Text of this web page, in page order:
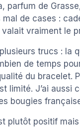
parfum de
de cases :
vraiment le
trucs : la
de temps
du bracelet.
limité. J’ai
bougies
plutôt positif